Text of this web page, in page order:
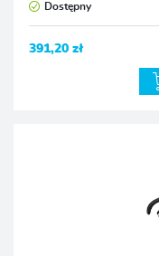
Dostępny
391,20 zł